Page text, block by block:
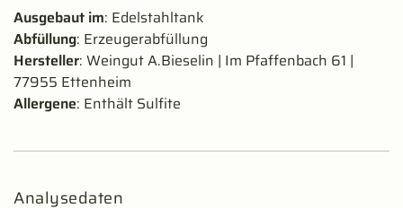
Ausgebaut im: Edelstahltank
Abfüllung: Erzeugerabfüllung
Hersteller: Weingut A.Bieselin | Im Pfaffenbach 61 |
77955 Ettenheim
Allergene: Enthält Sulfite
Analysedaten